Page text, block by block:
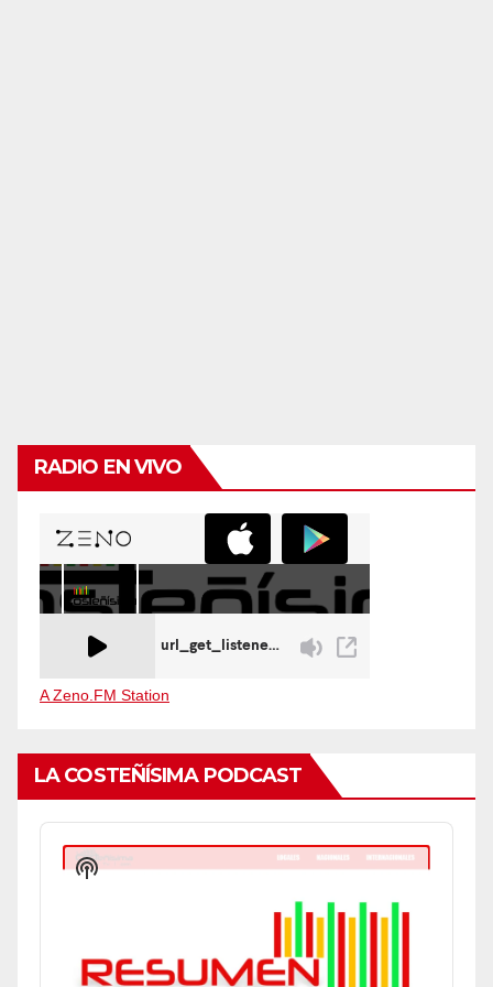
RADIO EN VIVO
A Zeno.FM Station
LA COSTEÑÍSIMA PODCAST
Audio
Player
Show